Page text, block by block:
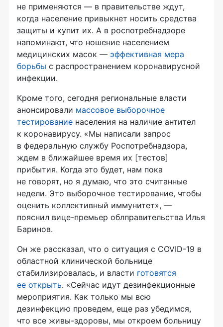
не применяются — в правительстве ждут,
когда население привыкнет носить средства
защиты и купит их. А в роспотребнадзоре
напоминают, что ношение населением
медицинских масок — эффективная мера
борьбы с распространением коронавирусной
инфекции.
Кроме того, сегодня региональные власти
анонсировали массовое выборочное
тестирование населения на наличие антител
к коронавирусу. «Мы написали запрос
в федеральную службу Роспотребнадзора,
ждем в ближайшее время их [тестов]
прибытия. Когда это будет, нам пока
не говорят, но я думаю, что это считанные
недели. Это выборочное тестирование, чтобы
оценить коллективный иммунитет», —
пояснил вице-премьер облправительства Илья
Баринов.
Он же рассказал, что о ситуация с COVID-19 в
областной клинической больнице
стабилизировалась, и власти готовятся
ее открыть. «Сейчас идут дезинфекционные
мероприятия. Как только мы всю
дезинфекцию проведем, еще раз убедимся,
что все живы-здоровы, мы откроем больницу